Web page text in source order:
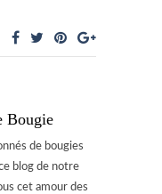
Bougie
de bougies
blog de notre
cet amour des